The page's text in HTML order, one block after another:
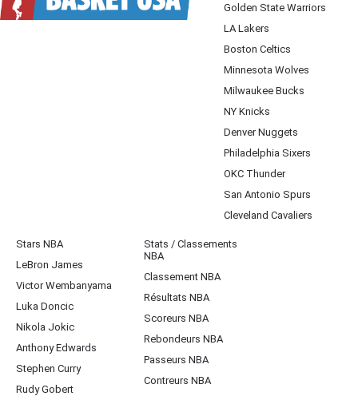
Golden State Warriors
LA Lakers
Boston Celtics
Minnesota Wolves
Milwaukee Bucks
NY Knicks
Denver Nuggets
Philadelphia Sixers
OKC Thunder
San Antonio Spurs
Cleveland Cavaliers
Stars NBA
LeBron James
Victor Wembanyama
Luka Doncic
Nikola Jokic
Anthony Edwards
Stephen Curry
Rudy Gobert
Stats / Classements
NBA
Classement NBA
Résultats NBA
Scoreurs NBA
Rebondeurs NBA
Passeurs NBA
Contreurs NBA